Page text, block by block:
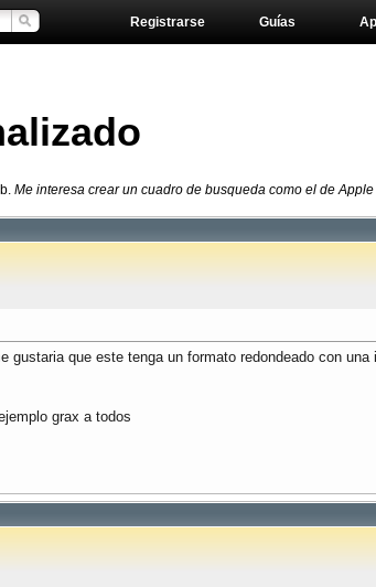
Guías
Registrarse
Me interesa crear un cuadro de busqueda como el de
que este tenga un formato redondeado con
grax a todos